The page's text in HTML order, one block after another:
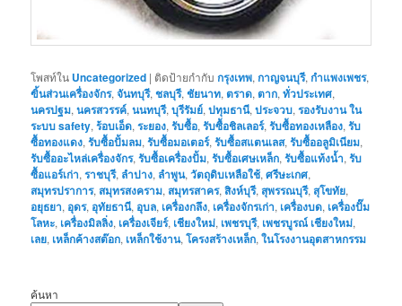
โพสท์ใน Uncategorized | ติดป้ายกำกับ กรุงเทพ,กาญจนบุรี,กำแพงเพชร,
ฃิ้นส่วนเครื่องจักร,จันทบุรี,ชลบุรี,ชัยนาท,ตราด,ตาก,ทั่วประเทศ,
นครปฐม,นครสวรรค์,นนทบุรี,บุรีรัมย์,ปทุมธานี,ประจวบ,รองรับงาน ใน
ระบบ safety,ร้อบเอ็ด,ระยอง,รับซื้อ,รับซื้อชิลเลอร์,รับซื้อทองเหลือง,รับ
ซื้อทองแดง,รับซื้อปั้มลม,รับซื้อมอเตอร์,รับซื้อสแตนเลส,รับซื้ออลูมิเนียม,
รับซื้ออะไหล่เครื่องจักร,รับซื้อเครื่องปั้ม,รับซื้อเศษเหล็ก,รับซื้อแท้งน้ำ,รับ
ซื้อแอร์เก่า,ราชบุรี, ลำปาง, ลำพูน,วัตถุดิบเหลือใช้,ศรีษะเกศ,
สมุทรปราการ, สมุทรสงคราม, สมุทรสาคร,สิงห์บุรี, สุพรรณบุรี, สุโขทัย,
อยุธยา, อุดร, อุทัยธานี, อุบล, เครื่องกลึง, เครื่องจักรเก่า, เครื่องบด, เครื่องปั๊ม
โลหะ, เครื่องมิลลิ่ง, เครื่องเจียร์, เชียงใหม่, เพชรบุรี, เพชรบูรณ์ เชียงใหม่,
เลย, เหล็กค้างสต๊อก, เหล็กใช้งาน,โครงสร้างเหล็ก,ในโรงงานอุตสาหกรรม
ค้นหา